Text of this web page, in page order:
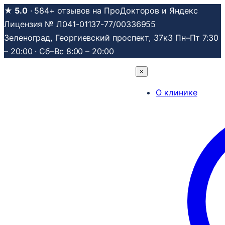
Перейти
к
содержимому
★ 5.0· 584+ отзывов на ПроДокторов и Яндекс
Лицензия № Л041-01137-77/00336955
Зеленоград, Георгиевский проспект, 37к3 Пн–Пт 7:30
– 20:00 · Сб–Вс 8:00 – 20:00
×
О клинике